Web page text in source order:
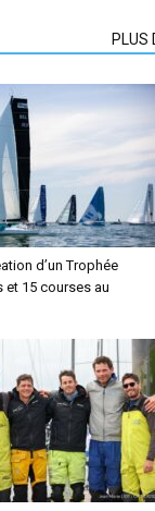
PLUS
d’un Trophée
et 15 courses au